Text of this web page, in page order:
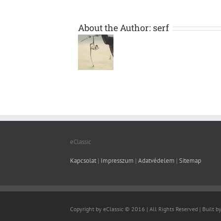
About the Author: serf
eClassic
Kapcsolat | Impresszum |Adatvédelem |Sitemap
Copyright by eClassic © 2016 | All Rights Reserved | Built